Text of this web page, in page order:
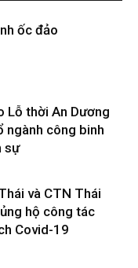
ốc đảo
Lỗ thời An Dương
ngành công binh
sự
và CTN Thái
hộ công tác
Covid-19